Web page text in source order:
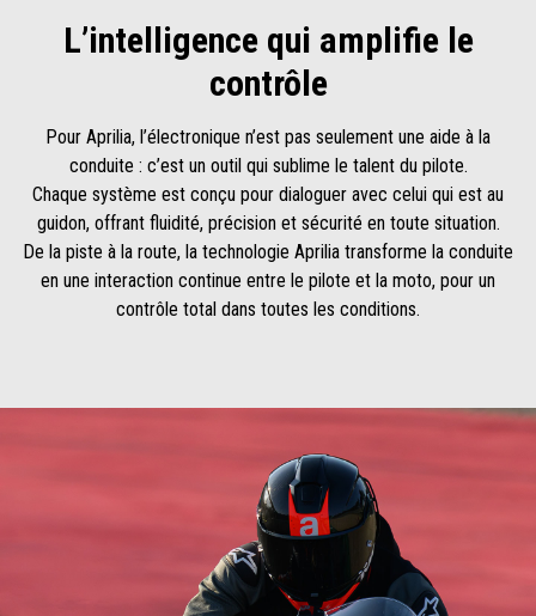
L’intelligence qui amplifie le
contrôle
Pour Aprilia, l’électronique n’est pas seulement une aide à la
conduite : c’est un outil qui sublime le talent du pilote.
Chaque système est conçu pour dialoguer avec celui qui est au
guidon, offrant fluidité, précision et sécurité en toute situation.
De la piste à la route, la technologie Aprilia transforme la conduite
en une interaction continue entre le pilote et la moto, pour un
contrôle total dans toutes les conditions.